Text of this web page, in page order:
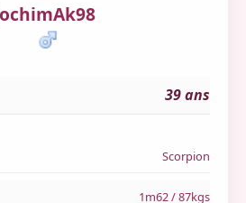
39 ans
Scorpion
1m62 / 87kgs